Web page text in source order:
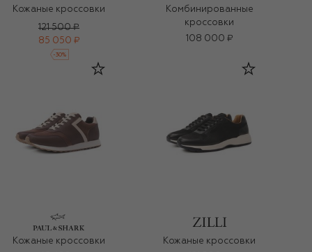
Кожаные кроссовки
121 500 ₽
85 050 ₽
-30%
Комбинированные
кроссовки
108 000 ₽
Кожаные кроссовки
Кожаные кроссовки